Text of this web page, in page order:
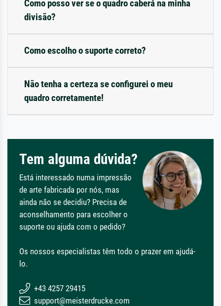
Como posso ver se o quadro caberá na minha
divisão?
Como escolho o suporte correto?
Não tenha a certeza se configurei o meu
quadro corretamente!
Tem alguma dúvida?
Está interessado numa impressão
de arte fabricada por nós, mas
ainda não se decidiu? Precisa de
aconselhamento para escolher o
suporte ou ajuda com o pedido?
Os nossos especialistas têm todo o prazer em ajudá-
lo.
+43 4257 29415
support@meisterdrucke.com